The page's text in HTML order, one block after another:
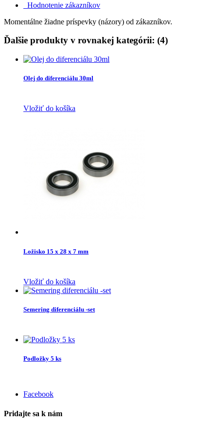
Hodnotenie zákazníkov
Momentálne žiadne príspevky (názory) od zákazníkov.
Ďalšie produkty v rovnakej kategórii: (4)
Olej do diferenciálu 30ml
Vložiť do košíka
Ložisko 15 x 28 x 7 mm
Vložiť do košíka
Semering diferenciálu -set
Podložky 5 ks
Facebook
Pridajte sa k nám